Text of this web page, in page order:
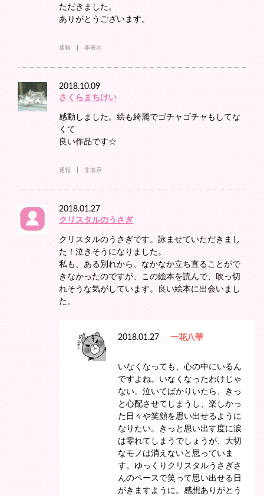
ただきました。
ありがとうございます。
通報 非表示
2018.10.09
さくらまちけい
感動しました。絵も綺麗でゴチャゴチャもしてな
くて
良い作品です☆
通報 非表示
2018.01.27
クリスタルのうさぎ
クリスタルのうさぎです。詠ませていただきまし
た！泣きそうになりました。
私も、ある別れから、なかなか立ち直ることがで
きなかったのですが、この絵本を読んで、吹っ切
れそうな気がしています。良い絵本に出会いまし
た。
2018.01.27 一花八華
いなくなっても、心の中にいるん
ですよね。いなくなったわけじゃ
ない。泣いてばかりいたら、きっ
と心配させてしまうし、楽しかっ
た日々や笑顔を思い出せるように
なりたい。きっと思い出す度に涙
は零れてしまうでしょうが、大切
なモノは消えないと思っていま
す。ゆっくりクリスタルうさぎさ
んのペースで笑って思い出せる日
がきますように。感想ありがとう